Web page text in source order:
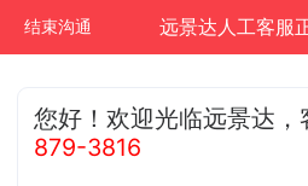
结束沟通 远景达人工客服
您好！欢迎光临远景达，
879-3816